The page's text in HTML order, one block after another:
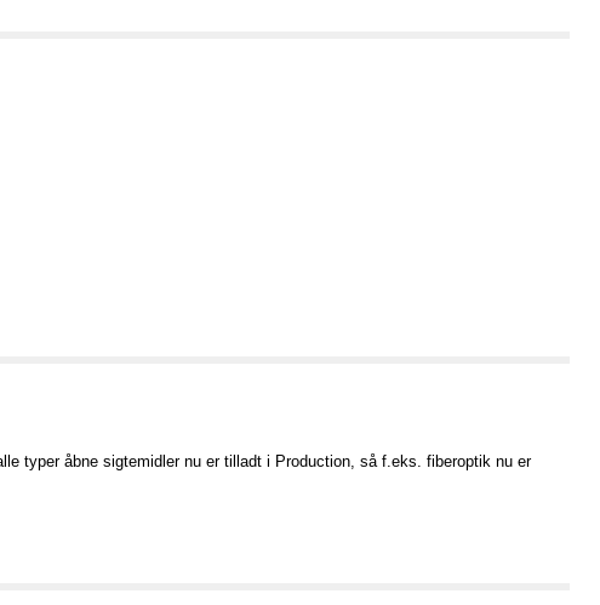
typer åbne sigtemidler nu er tilladt i Production, så f.eks. fiberoptik nu er